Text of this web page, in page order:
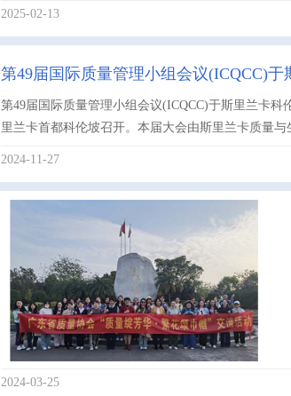
2025-02-13
第49届国际质量管理小组会议(ICQCC)于
第49届国际质量管理小组会议(ICQCC)于斯里兰卡科
里兰卡首都科伦坡召开。本届大会由斯里兰卡质量
2024-11-27
2024-03-25